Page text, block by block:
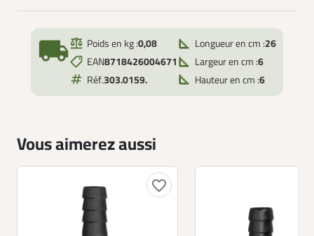
local_shipping Poids en kg :0,08
EAN8718426004671
Réf.303.0159.
Longueur en cm :26
Largeur en cm :6
Hauteur en cm :6
Vous aimerez aussi
favorite_border